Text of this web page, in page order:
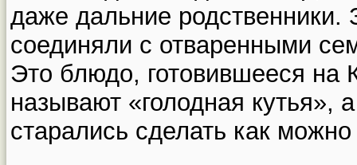
даже дальние
соединяли с отваренными
Это блюдо, готовившееся на
называют «голодная кутья»,
старались сделать как